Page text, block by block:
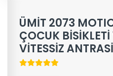
ÜMİT 2073
ÇOCUK
VİTESSİZ